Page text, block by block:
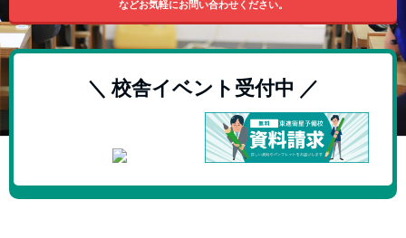
などお気軽にお問い合わせください。
＼ 校舎イベント受付中 ／